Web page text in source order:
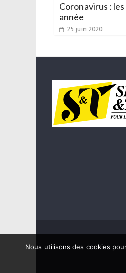
Coronavirus :
année
25 juin 2020
Nous utilisons des cookies